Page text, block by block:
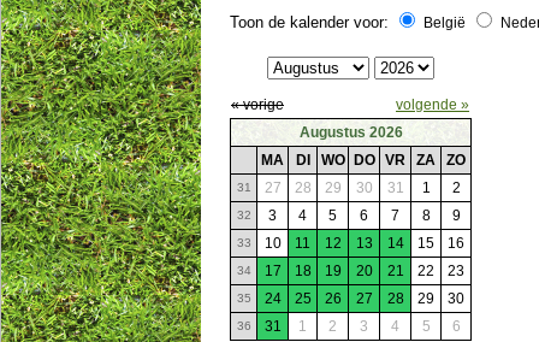
Toon de kalender voor: België
« vorige
volgende »
Augustus 2026
MA
DI WO DO VR ZA ZO
31 27 28 29 30 31 1 2
32 3 4 5 6 7 8 9
33 10 11 12 13 14 15 16
34 17 18 19 20 21 22 23
35 24 25 26 27 28 29 30
36 31 1 2 3 4 5 6